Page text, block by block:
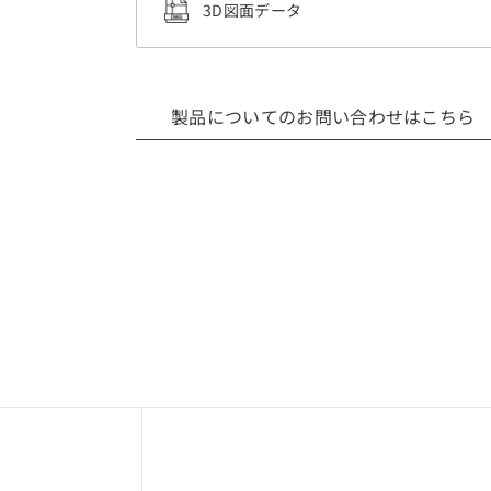
3D図面データ
製品についてのお問い合わせはこちら
3Dデータ（CADデータ）利用規約・注意事項